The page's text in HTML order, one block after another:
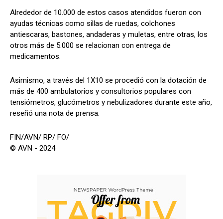
Alrededor de 10.000 de estos casos atendidos fueron con
ayudas técnicas como sillas de ruedas, colchones
antiescaras, bastones, andaderas y muletas, entre otras, los
otros más de 5.000 se relacionan con entrega de
medicamentos.
Asimismo, a través del 1X10 se procedió con la dotación de
más de 400 ambulatorios y consultorios populares con
tensiómetros, glucómetros y nebulizadores durante este año,
reseñó una nota de prensa.
FIN/AVN/ RP/ FO/
© AVN - 2024